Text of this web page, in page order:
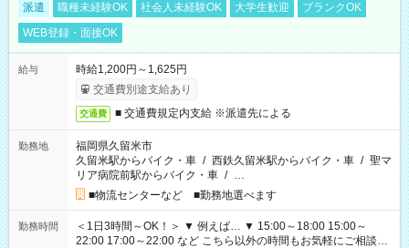
派遣 職種未経験OK 社会人未経験OK 大学生歓迎
ブランクOK
WEB登録・面接OK
給与
時給1,200円～1,625円
交通費別途支給あり
交通費 ■ 交通費規定内支給 ※派遣先による
勤務地
福岡県久留米市
久留米駅からバイク・車 / 西鉄久留米駅からバイク・車 / 聖マ
リア病院前駅からバイク・車 / …
■物流センターなど ■勤務地選べます
勤務時間
＜1日3時間～OK！＞ ▼ 例えば… ▼ 15:00～18:00 15:00～
22:00 17:00～22:00 など こちら以外の時間もお気軽にご相談く